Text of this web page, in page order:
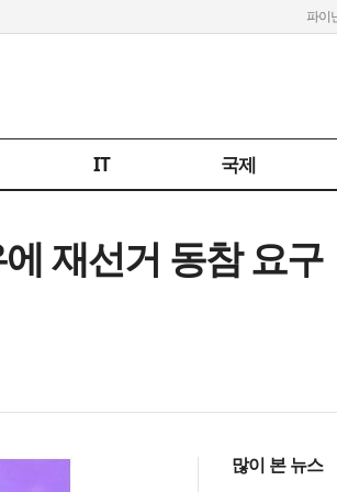
파이
IT 국제
재선거 동참 요구
많이 본 뉴스